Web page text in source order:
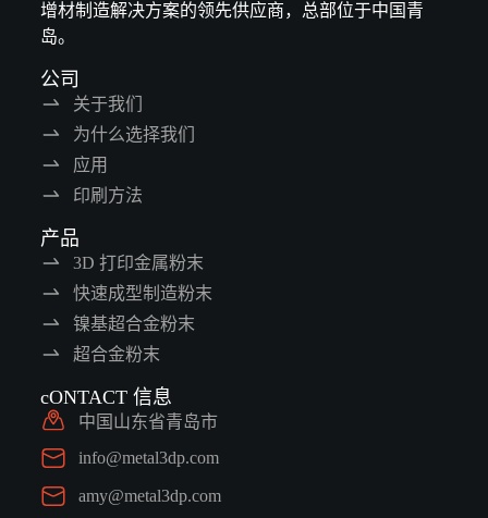
增材制造解决方案的领先供应商，总部位于中国青
岛。
公司
关于我们
为什么选择我们
应用
印刷方法
产品
3D 打印金属粉末
快速成型制造粉末
镍基超合金粉末
超合金粉末
cONTACT 信息
中国山东省青岛市
info@metal3dp.com
amy@metal3dp.com